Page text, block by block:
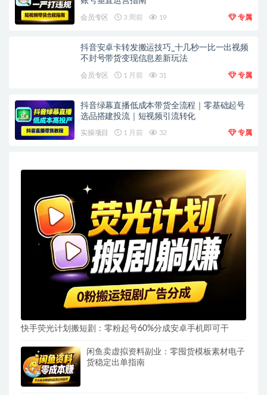
会员专区 3 周前 19 专属
抖音安卓卡转发搬运技巧_十几秒一比一出视频
不封号带货变现信息差新玩法
会员专区 1 月前 31 专属
抖音绿幕直播低成本带货全流程｜零基础起号
选品搭建投流｜短视频引流转化
实操项目 1 月前 32 专属
快手荧光计划搬短剧：零粉起号60%分成安卓手机即可干
闲鱼卖虚拟资料副业：零囤货模板素材电子
货稳定出单指南